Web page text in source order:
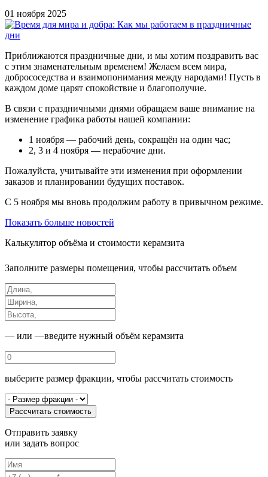
01 ноября 2025
Приближаются праздничные дни, и мы хотим поздравить вас
с этим знаменательным временем! Желаем всем мира,
добрососедства и взаимопонимания между народами! Пусть в
каждом доме царят спокойствие и благополучие.
В связи с праздничными днями обращаем ваше внимание на
изменение графика работы нашей компании:
1 ноября — рабочий день, сокращён на один час;
2, 3 и 4 ноября — нерабочие дни.
Пожалуйста, учитывайте эти изменения при оформлении
заказов и планировании будущих поставок.
С 5 ноября мы вновь продолжим работу в привычном режиме.
Показать больше новостей
Калькулятор объёма и стоимости керамзита
Заполните размеры помещения, чтобы рассчитать объем
— или —введите нужный объём керамзита
выберите размер фракции, чтобы рассчитать стоимость
Рассчитать стоимость
Отправить заявку
или задать вопрос